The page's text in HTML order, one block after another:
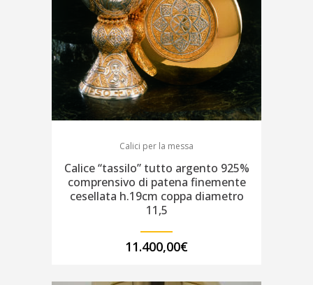
Calici per la messa
Calice “tassilo” tutto argento 925%
comprensivo di patena finemente
cesellata h.19cm coppa diametro
11,5
11.400,00€